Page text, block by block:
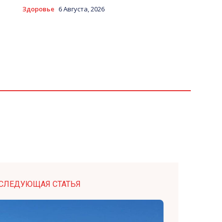
Здоровье 6 Августа, 2026
СТАТЬЯ